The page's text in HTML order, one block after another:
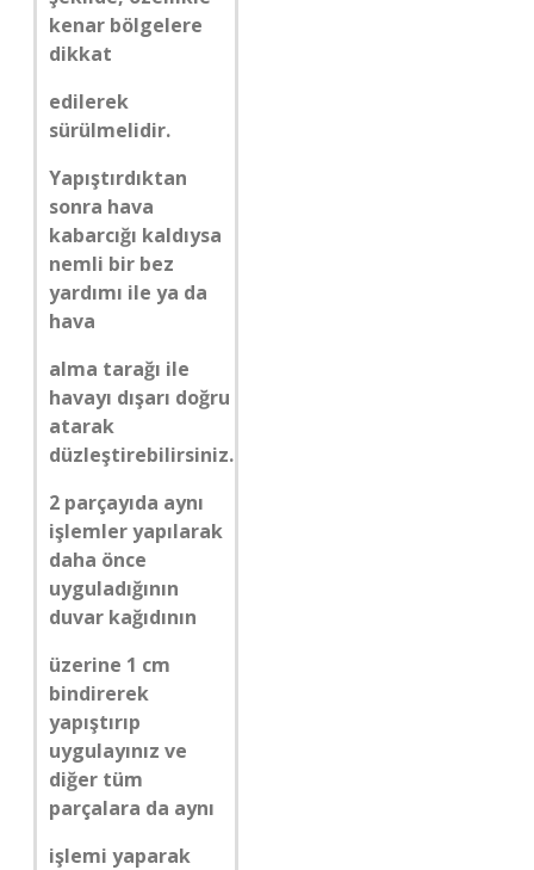
kenar bölgelere
dikkat
edilerek
sürülmelidir.
Yapıştırdıktan
sonra hava
kabarcığı kaldıysa
nemli bir bez
yardımı ile ya da
hava
alma tarağı ile
havayı dışarı doğru
atarak
düzleştirebilirsiniz.
2 parçayıda aynı
işlemler yapılarak
daha önce
uyguladığının
duvar kağıdının
üzerine 1 cm
bindirerek
yapıştırıp
uygulayınız ve
diğer tüm
parçalara da aynı
işlemi yaparak